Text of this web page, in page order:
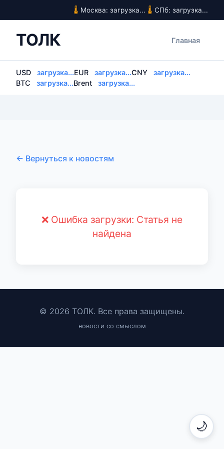
🌙
Москва: загрузка... СПб: загрузка...
ТОЛК Главная
USD загрузка...EUR загрузка...CNY
загрузка...
BTC
загрузка...Brent загрузка...
← Вернуться к новостям
❌ Ошибка загрузки: Статья не
найдена
© 2026 ТОЛК. Все права защищены.
новости со смыслом